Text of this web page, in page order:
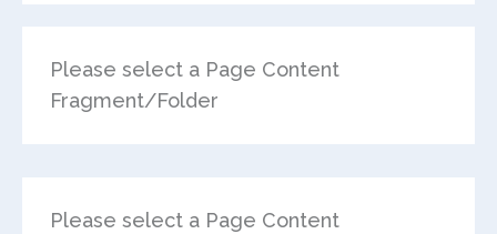
Please select a Page Content
Fragment/Folder
Please select a Page Content